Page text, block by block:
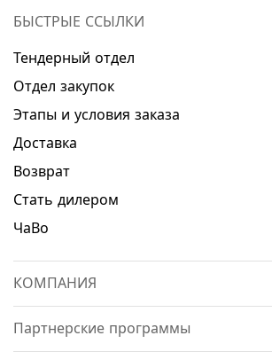
БЫСТРЫЕ ССЫЛКИ
Тендерный отдел
Отдел закупок
Этапы и условия заказа
Доставка
Возврат
Стать дилером
ЧаВо
КОМПАНИЯ
Партнерские программы